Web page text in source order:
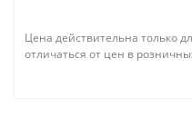
Цена действительна только
отличаться от цен в